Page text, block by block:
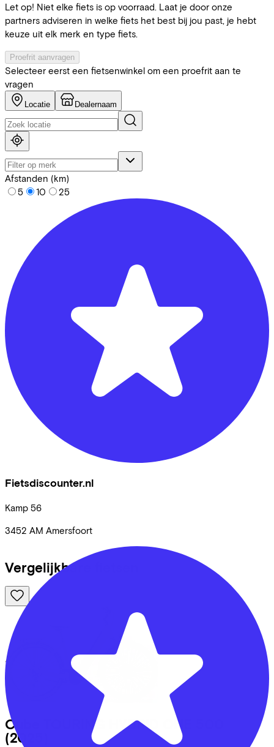
Let op! Niet elke fiets is op voorraad. Laat je door onze
partners adviseren in welke fiets het best bij jou past, je hebt
keuze uit elk merk en type fiets.
Proefrit aanvragen
Selecteer eerst een fietsenwinkel om een proefrit aan te
vragen
Locatie Dealernaam
Afstanden (km)
5
10 25
Fietsdiscounter.nl
Kamp 56
3452 AM Amersfoort
Vergelijkbare fietsen
Cube
TOURING HYBRID ONE 500
(2025)